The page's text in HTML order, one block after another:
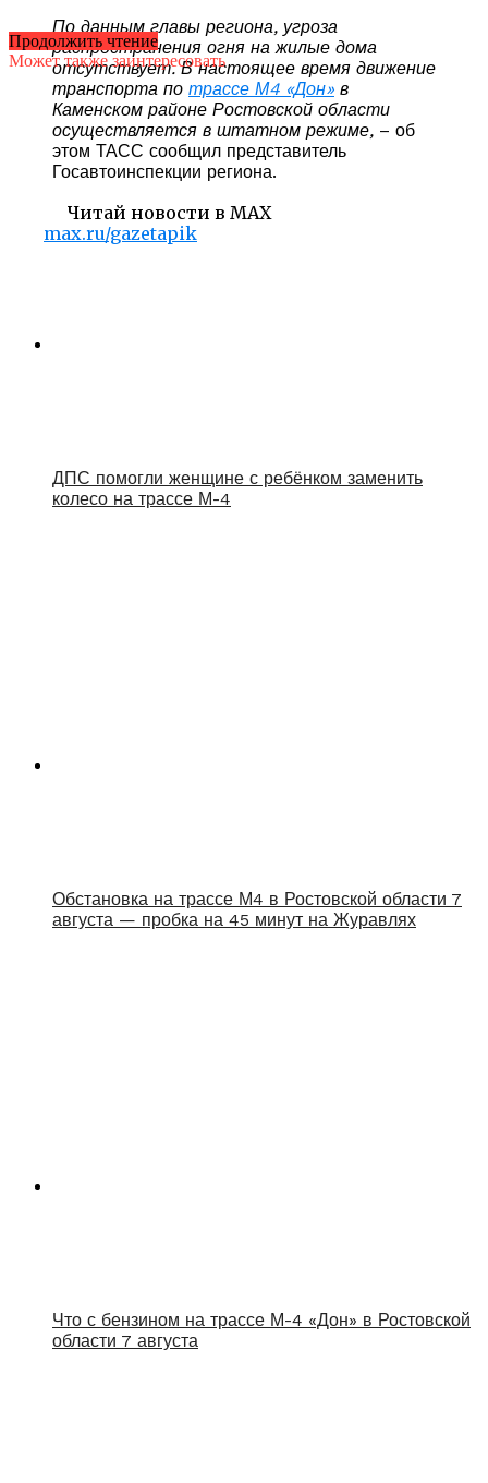
По данным главы региона, угроза
распространения огня на жилые дома
отсутствует. В настоящее время движение
транспорта по трассе М4 «Дон» в
Каменском районе Ростовской области
осуществляется в штатном режиме, – об
этом ТАСС сообщил представитель
Госавтоинспекции региона.
Читай новости в MAX
max.ru/gazetapik
Продолжить чтение
Может также заинтересовать
ДПС помогли женщине с ребёнком заменить
колесо на трассе М-4
Обстановка на трассе М4 в Ростовской области 7
августа — пробка на 45 минут на Журавлях
Что с бензином на трассе М-4 «Дон» в Ростовской
области 7 августа